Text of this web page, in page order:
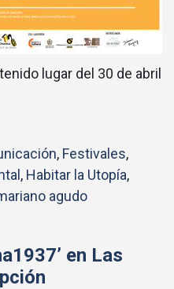
lugar del 30 de abril
, Festivales,
, Habitar la Utopía,
agudo
en Las